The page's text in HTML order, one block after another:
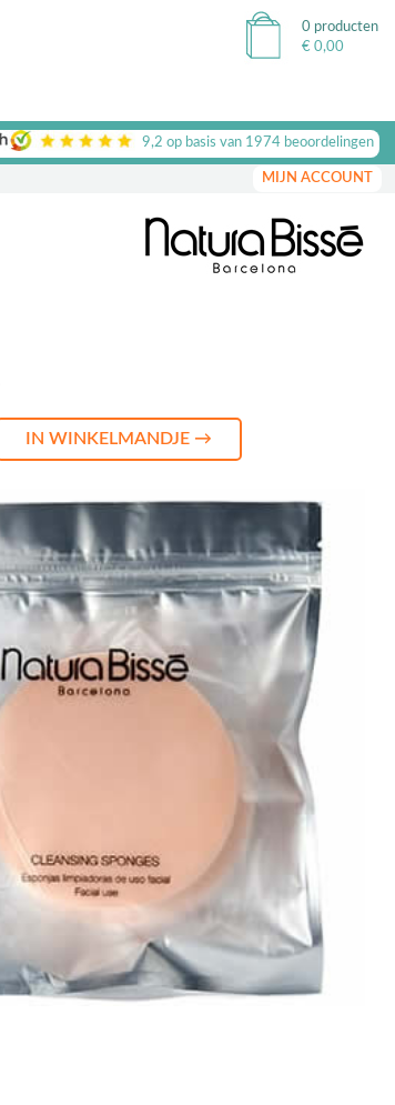
0 producten
€ 0,00
9,2 op basis van 1974beoordelingen
MIJN ACCOUNT